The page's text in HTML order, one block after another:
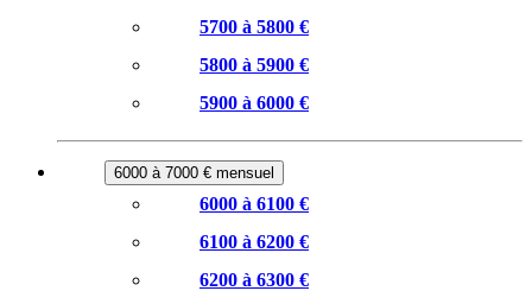
5700 à 5800 €
5800 à 5900 €
5900 à 6000 €
6000 à 7000 € mensuel
6000 à 6100 €
6100 à 6200 €
6200 à 6300 €